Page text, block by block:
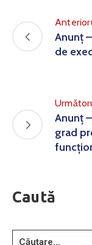
Anunț
de
Anunț
grad
Caută